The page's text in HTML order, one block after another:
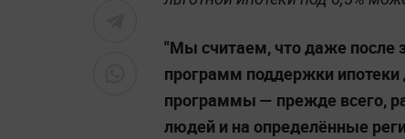
"Мы считаем, что даже после
программ поддержки
программы — прежде всего,
людей и на определённые